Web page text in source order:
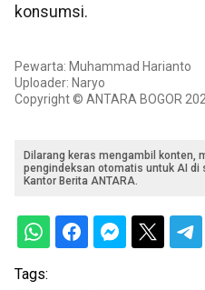
konsumsi.
Pewarta: Muhammad Harianto
Uploader: Naryo
Copyright © ANTARA BOGOR
Dilarang keras mengambil konten,
pengindeksan otomatis untuk AI
Kantor Berita ANTARA.
Tags: